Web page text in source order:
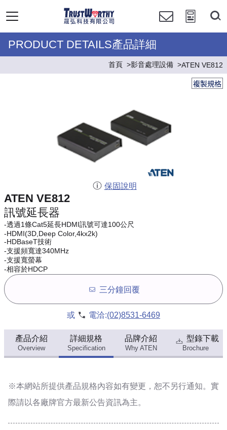
PRODUCT DETAILS產品詳細
首頁 影音處理設備 ATEN VE812
複製規格
保固說明
ATEN VE812
訊號延長器
-透過1條Cat5延長HDMI訊號可達100公尺
-HDMI(3D,Deep Color,4kx2k)
-HDBaseT技術
-支援頻寬達340MHz
-支援寬螢幕
-相容於HDCP
三分鐘回覆
或 電洽:(02)8531-6469
產品介紹
Overview
詳細規格
Specification
品牌介紹
Why ATEN
型錄下載
Brochure
※本網站所提供產品規格內容如有變更，恕不另行通知。實
際請以各廠牌官方最新公告資訊為主。